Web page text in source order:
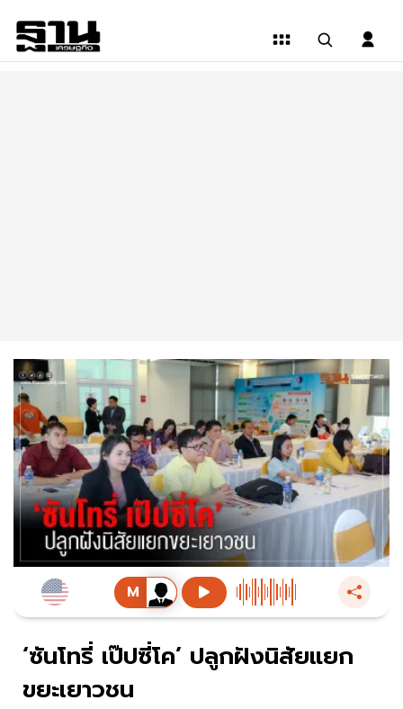
‘ซันโทรี่ เป๊ปซี่โค’ ปลูกฝังนิสัยแยก
ขยะเยาวชน